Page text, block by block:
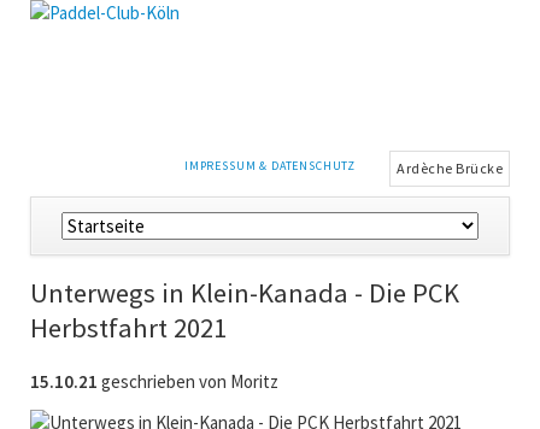
NAVIGATION
IMPRESSUM & DATENSCHUTZ Ardèche Brücke
Navigation
überspringen
Unterwegs in Klein-Kanada - Die PCK
Herbstfahrt 2021
15.10.21 geschrieben von Moritz